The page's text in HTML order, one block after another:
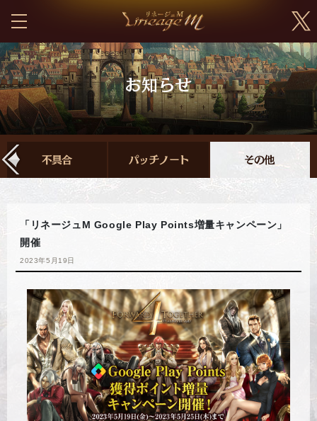
「リネージュM Google Play Points増量キャンペーン」
開催
2023年5月19日